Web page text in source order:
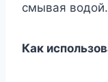
смывая водой.
Как